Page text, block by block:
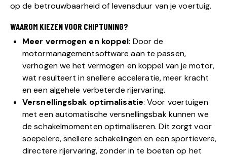
op de betrouwbaarheid of levensduur van je voertuig.
WAAROM KIEZEN VOOR CHIPTUNING?
Meer vermogen en koppel: Door de
motormanagementsoftware aan te passen,
verhogen we het vermogen en koppel van je motor,
wat resulteert in snellere acceleratie, meer kracht
en een algehele verbeterde rijervaring.
Versnellingsbak optimalisatie: Voor voertuigen
met een automatische versnellingsbak kunnen we
de schakelmomenten optimaliseren. Dit zorgt voor
soepelere, snellere schakelingen en een sportievere,
directere rijervaring, zonder in te boeten op het